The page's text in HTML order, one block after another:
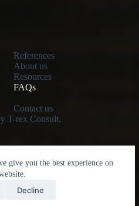
give you the best experience on
Decline
References
About us
Resources
FAQs
Contact us
T-rex Consult.
- Legal Notice